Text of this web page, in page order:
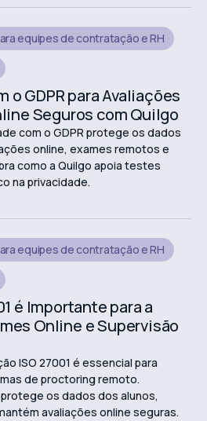
equipes de contratação e RH
o GDPR para Avaliações
Seguros com Quilgo
com o GDPR protege os dados
online, exames remotos e
como a Quilgo apoia testes
na privacidade.
equipes de contratação e RH
é Importante para a
Online e Supervisão
ISO 27001 é essencial para
de proctoring remoto.
os dados dos alunos,
avaliações online seguras.